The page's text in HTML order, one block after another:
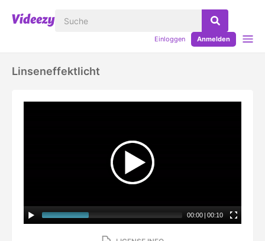
Einloggen Anmelden
Linseneffektlicht
00:00 | 00:10